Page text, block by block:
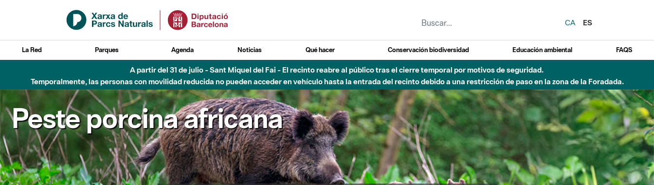
Saltar al contenido principal
CA
ES
La Red Parques Agenda Noticias Qué hacer Conservación biodiversidad Educación ambiental FAQS
A partir del 31 de julio - Sant Miquel del Fai - El recinto reabre al público tras el cierre temporal por motivos de seguridad.
Temporalmente, las personas con movilidad reducida no pueden acceder en vehículo hasta la entrada del recinto debido a una restricción de paso en la zona de la Foradada.
Peste porcina africana